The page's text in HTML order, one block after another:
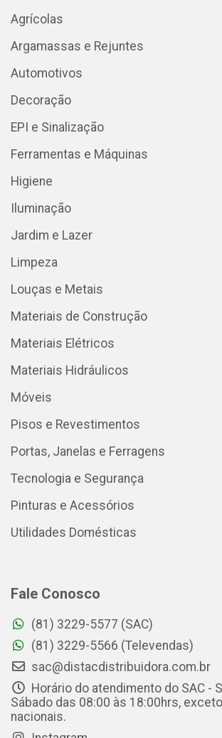
Agrícolas
Argamassas e Rejuntes
Automotivos
Decoração
EPI e Sinalização
Ferramentas e Máquinas
Higiene
Iluminação
Jardim e Lazer
Limpeza
Louças e Metais
Materiais de Construção
Materiais Elétricos
Materiais Hidráulicos
Móveis
Pisos e Revestimentos
Portas, Janelas e Ferragens
Tecnologia e Segurança
Pinturas e Acessórios
Utilidades Domésticas
Fale Conosco
(81) 3229-5577 (SAC)
(81) 3229-5566 (Televendas)
sac@distacdistribuidora.com.br
Horário do atendimento do SAC -
Sábado das 08:00 às 18:00hrs,
nacionais.